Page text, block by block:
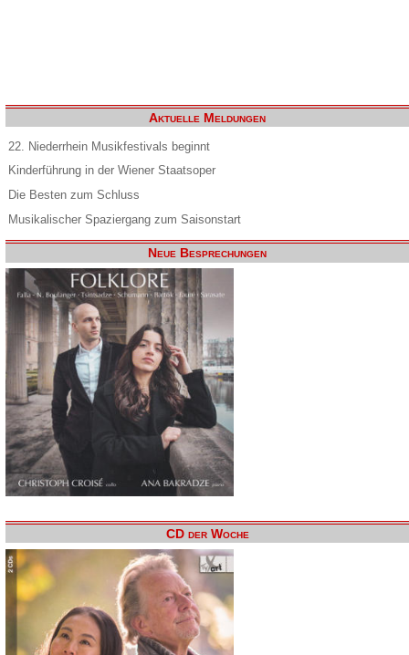
Aktuelle Meldungen
22. Niederrhein Musikfestivals beginnt
Kinderführung in der Wiener Staatsoper
Die Besten zum Schluss
Musikalischer Spaziergang zum Saisonstart
Neue Besprechungen
CD der Woche